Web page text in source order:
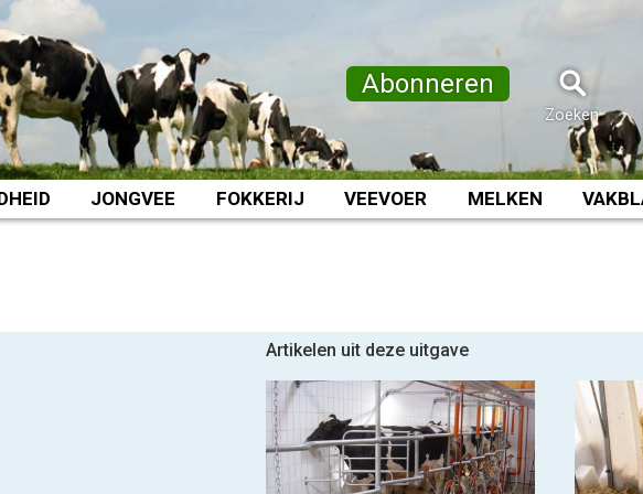
Abonneren
Zoeken
JONGVEE FOKKERIJ VEEVOER MELKEN
Artikelen uit deze uitgave